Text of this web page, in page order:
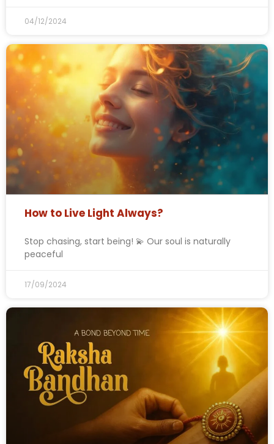
04/12/2024
How to Live Light Always?
Stop chasing, start being! 💫 Our soul is naturally
peaceful
17/09/2024